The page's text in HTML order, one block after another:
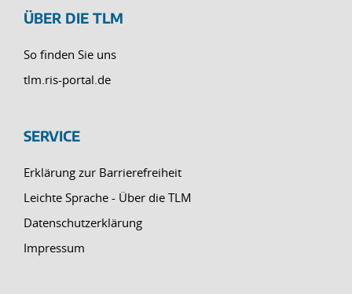
ÜBER DIE TLM
So finden Sie uns
tlm.ris-portal.de
SERVICE
Erklärung zur Barrierefreiheit
Leichte Sprache - Über die TLM
Datenschutzerklärung
Impressum